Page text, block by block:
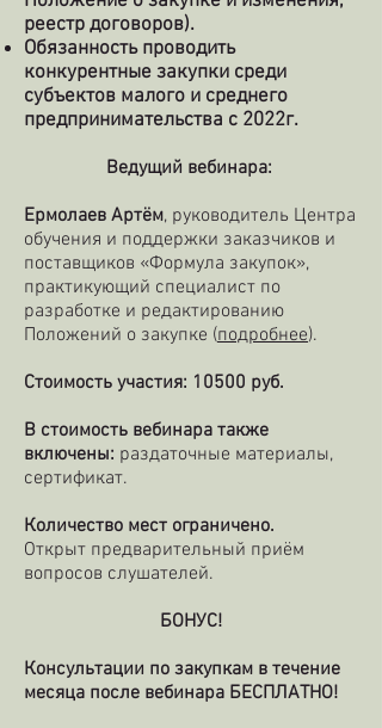
реестр договоров).
Обязанность проводить
конкурентные закупки среди
субъектов малого и среднего
предпринимательства с 2022г.
Ведущий вебинара:
Ермолаев Артём, руководитель Центра
обучения и поддержки заказчиков и
поставщиков «Формула закупок»,
практикующий специалист по
разработке и редактированию
Положений о закупке (подробнее).
Стоимость участия: 10500 руб.
В стоимость вебинара также
включены: раздаточные материалы,
сертификат.
Количество мест ограничено.
Открыт предварительный приём
вопросов слушателей.
БОНУС!
Консультации по закупкам в течение
месяца после вебинара БЕСПЛАТНО!